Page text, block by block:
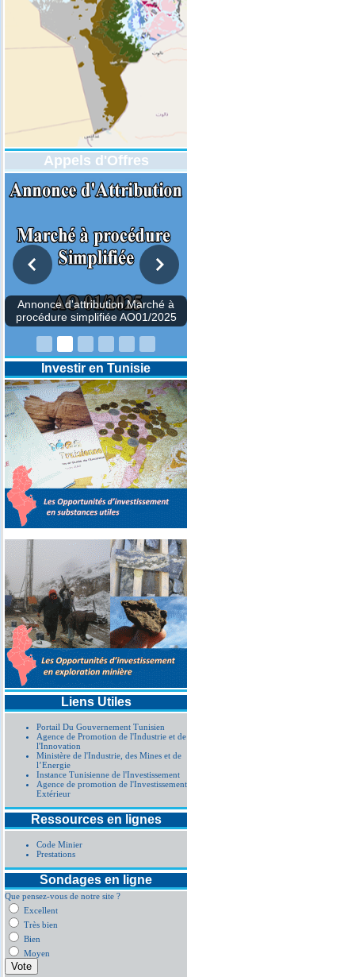
Appels d'Offres
DESIGNATION D’UN REVISEUR
COMPTABLE POUR LES
EXERCICES 2025-2026-2027
Investir en Tunisie
Liens Utiles
Portail Du Gouvernement Tunisien
Agence de Promotion de l'Industrie et de
l'Innovation
Ministère de l'Industrie, des Mines et de
l’Energie
Instance Tunisienne de l'Investissement
Agence de promotion de l'Investissement
Extérieur
Ressources en lignes
Code Minier
Prestations
Sondages en ligne
Que pensez-vous de notre site ?
Excellent
Très bien
Bien
Moyen